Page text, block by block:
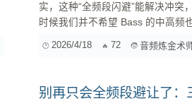
实，这种“全频段闪避”能解决冲
时候我们并不希望 Bass 的中高频
侧链（Multi-band Side...
2026/4/18 72 音频炼金术
别再只会全频段避让了：